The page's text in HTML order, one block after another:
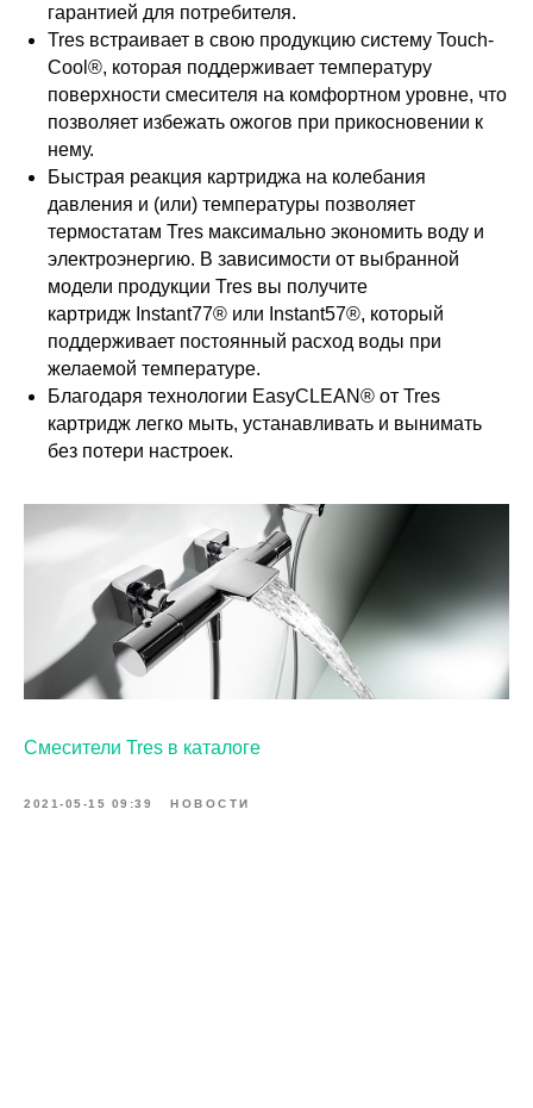
гарантией для потребителя.
Tres встраивает в свою продукцию систему Touch-
Cool®, которая поддерживает температуру
поверхности смесителя на комфортном уровне, что
позволяет избежать ожогов при прикосновении к
нему.
Быстрая реакция картриджа на колебания
давления и (или) температуры позволяет
термостатам Tres максимально экономить воду и
электроэнергию. В зависимости от выбранной
модели продукции Tres вы получите
картридж Instant77® или Instant57®, который
поддерживает постоянный расход воды при
желаемой температуре.
Благодаря технологии EasyCLEAN® от Tres
картридж легко мыть, устанавливать и вынимать
без потери настроек.
Смесители Tres в каталоге
2021-05-15 09:39 НОВОСТИ